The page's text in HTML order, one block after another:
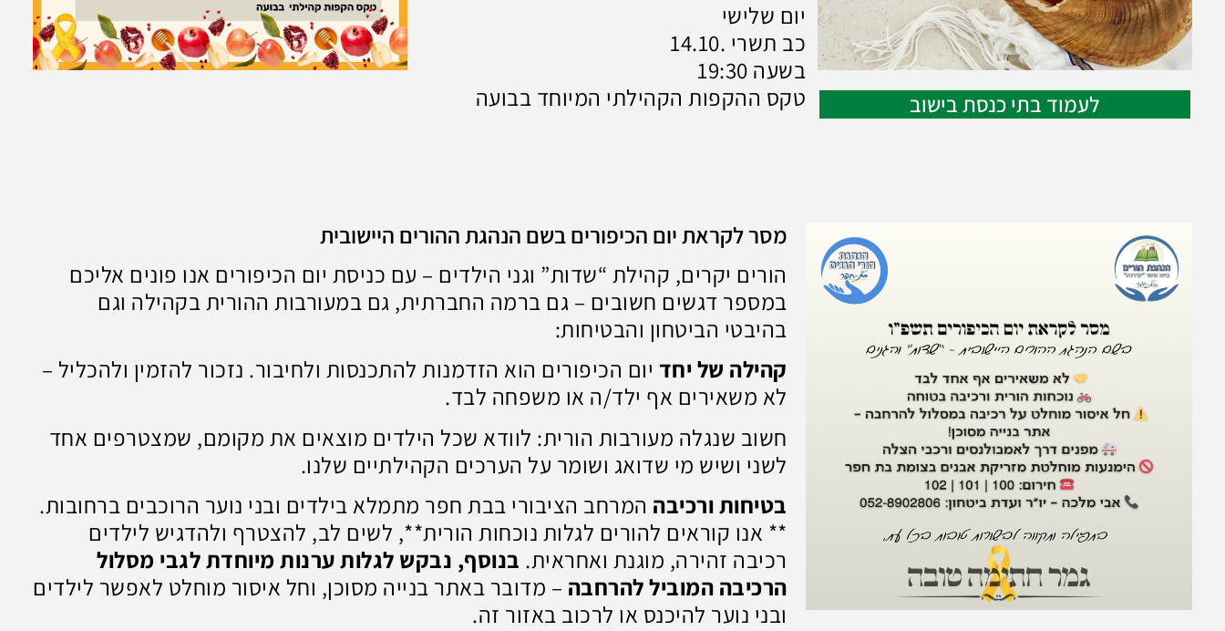
לעמוד בתי כנסת בישוב
יום שלישי
כב תשרי .14.10
בשעה 19:30
טקס ההקפות הקהילתי המיוחד בבועה
מסר לקראת יום הכיפורים בשם הנהגת ההורים היישובית
הורים יקרים, קהילת “שדות” וגני הילדים – עם כניסת יום הכיפורים אנו פונים אליכם
במספר דגשים חשובים – גם ברמה החברתית, גם במעורבות ההורית בקהילה וגם
בהיבטי הביטחון והבטיחות:
קהילה של יחד יום הכיפורים הוא הזדמנות להתכנסות ולחיבור. נזכור להזמין ולהכליל –
לא משאירים אף ילד/ה או משפחה לבד.
חשוב שנגלה מעורבות הורית: לוודא שכל הילדים מוצאים את מקומם, שמצטרפים אחד
לשני ושיש מי שדואג ושומר על הערכים הקהילתיים שלנו.
בטיחות ורכיבה המרחב הציבורי בבת חפר מתמלא בילדים ובני נוער הרוכבים ברחובות.
** אנו קוראים להורים לגלות נוכחות הורית**, לשים לב, להצטרף ולהדגיש לילדים
רכיבה זהירה, מוגנת ואחראית. בנוסף, נבקש לגלות ערנות מיוחדת לגבי מסלול
הרכיבה המוביל להרחבה – מדובר באתר בנייה מסוכן, וחל איסור מוחלט לאפשר לילדים
ובני נוער להיכנס או לרכוב באזור זה.